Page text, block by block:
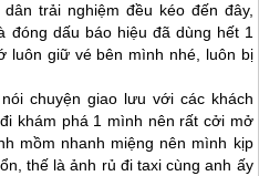
trải nghiệm đều kéo đến đây,
dấu báo hiệu đã dùng hết 1
luôn giữ vé bên mình nhé, luôn bị
chuyện giao lưu với các khách
khám phá 1 mình nên rất cởi mở
mồm nhanh miệng nên mình kịp
thế là ảnh rủ đi taxi cùng anh ấy